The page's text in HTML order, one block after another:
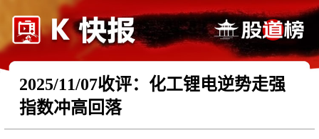
2025/11/07收评：化工锂电逆势走强
指数冲高回落